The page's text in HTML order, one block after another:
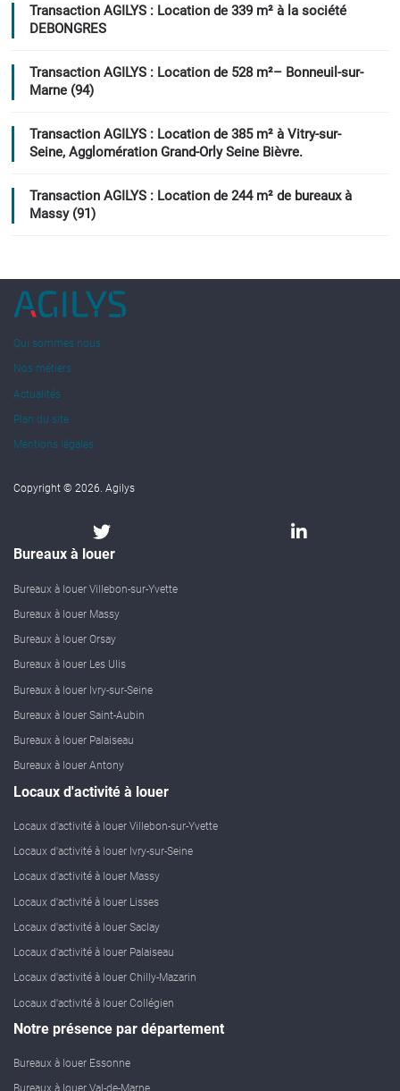
Transaction AGILYS : Location de 339 m² à la société
DEBONGRES
Transaction AGILYS : Location de 528 m²– Bonneuil-sur-
Marne (94)
Transaction AGILYS : Location de 385 m² à Vitry-sur-
Seine, Agglomération Grand-Orly Seine Bièvre.
Transaction AGILYS : Location de 244 m² de bureaux à
Massy (91)
Qui sommes nous
Nos métiers
Actualités
Plan du site
Mentions légales
Copyright © 2026. Agilys
Bureaux à louer
Bureaux à louer Villebon-sur-Yvette
Bureaux à louer Massy
Bureaux à louer Orsay
Bureaux à louer Les Ulis
Bureaux à louer Ivry-sur-Seine
Bureaux à louer Saint-Aubin
Bureaux à louer Palaiseau
Bureaux à louer Antony
Locaux d'activité à louer
Locaux d'activité à louer Villebon-sur-Yvette
Locaux d'activité à louer Ivry-sur-Seine
Locaux d'activité à louer Massy
Locaux d'activité à louer Lisses
Locaux d'activité à louer Saclay
Locaux d'activité à louer Palaiseau
Locaux d'activité à louer Chilly-Mazarin
Locaux d'activité à louer Collégien
Notre présence par département
Bureaux à louer Essonne